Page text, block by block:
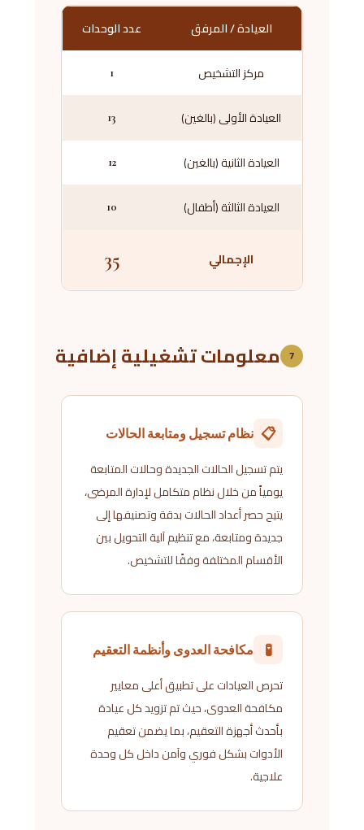
العيادة / المرفق عدد الوحدات
مركز التشخيص 1
العيادة الأولى (بالغين) 13
العيادة الثانية (بالغين) 12
العيادة الثالثة (أطفال) 10
الإجمالي 35
7 معلومات تشغيلية إضافية
📋 نظام تسجيل ومتابعة الحالات
يتم تسجيل الحالات الجديدة وحالات المتابعة
يومياً من خلال نظام متكامل لإدارة المرضى،
يتيح حصر أعداد الحالات بدقة وتصنيفها إلى
جديدة ومتابعة، مع تنظيم آلية التحويل بين
الأقسام المختلفة وفقًا للتشخيص.
🧪 مكافحة العدوى وأنظمة التعقيم
تحرص العيادات على تطبيق أعلى معايير
مكافحة العدوى، حيث تم تزويد كل عيادة
بأحدث أجهزة التعقيم، بما يضمن تعقيم
الأدوات بشكل فوري وآمن داخل كل وحدة
علاجية.